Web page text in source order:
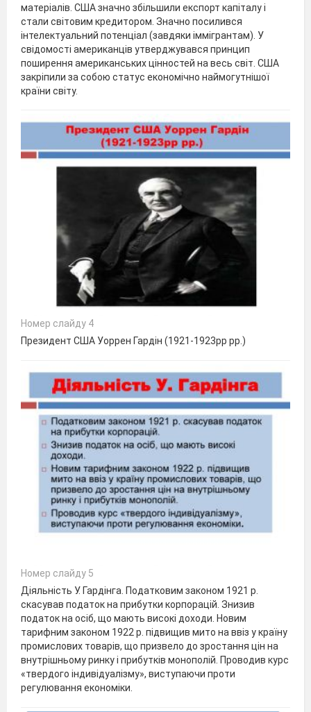
матеріалів. США значно збільшили експорт капіталу і
стали світовим кредитором. Значно посилився
інтелектуальний потенціал (завдяки іммігрантам). У
свідомості американців утверджувався принцип
поширення американських цінностей на весь світ. США
закріпили за собою статус економічно наймогутнішої
країни світу.
Номер слайду 4
Президент США Уоррен Гардін (1921-1923рр рр.)
Номер слайду 5
Діяльність У. Гардінга. Податковим законом 1921 р.
скасував податок на прибутки корпорацій. Знизив
податок на осіб, що мають високі доходи. Новим
тарифним законом 1922 р. підвищив мито на ввіз у країну
промислових товарів, що призвело до зростання цін на
внутрішньому ринку і прибутків монополій. Проводив курс
«твердого індивідуалізму», виступаючи проти
регулювання економіки.